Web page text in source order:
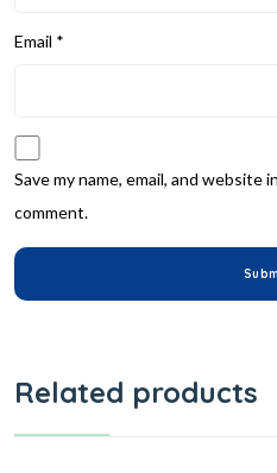
Email *
Save my name, email, and
comment.
Related products